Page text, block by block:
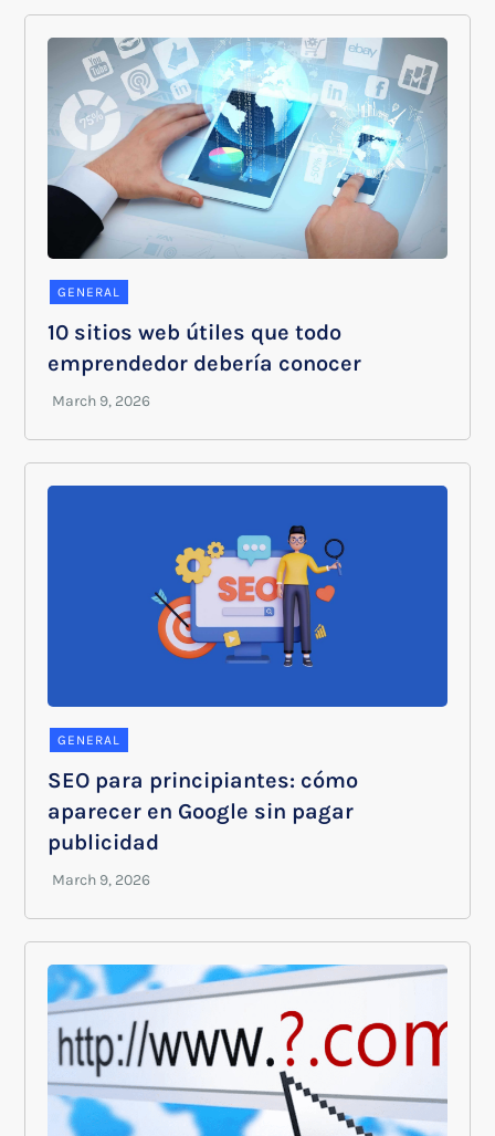
GENERAL
10 sitios web útiles que todo
emprendedor debería conocer
GENERAL
SEO para principiantes: cómo
aparecer en Google sin pagar
publicidad